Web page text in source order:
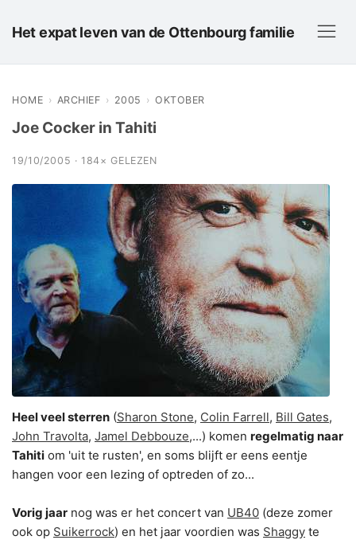
Het expat leven van de Ottenbourg familie
HOME › ARCHIEF › 2005 › OKTOBER
Joe Cocker in Tahiti
19/10/2005 · 184× GELEZEN
Heel veel sterren (Sharon Stone, Colin Farrell, Bill Gates,
John Travolta, Jamel Debbouze,...) komen regelmatig naar
Tahiti om 'uit te rusten', en soms blijft er eens eentje
hangen voor een lezing of optreden of zo...
Vorig jaar nog was er het concert van UB40 (deze zomer
ook op Suikerrock) en het jaar voordien was Shaggy te